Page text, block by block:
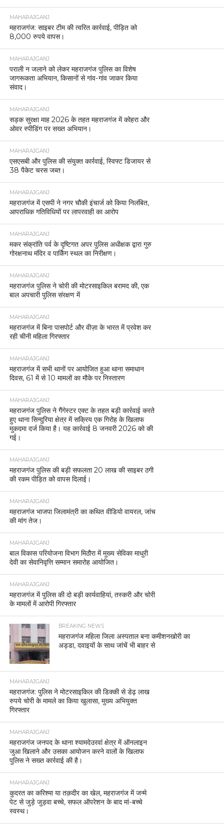
MAHARAJGANJ
महराजगंज: साइबर टीम की त्वरित कार्रवाई, पीड़ित को
8,000 रुपये वापस।
MAHARAJGANJ
पराली न जलाने को लेकर महराजगंज पुलिस का विशेष
जागरूकता अभियान, किसानों से गांव-गांव जाकर किया
संवाद।
MAHARAJGANJ
सड़क सुरक्षा माह 2026 के तहत महराजगंज में कोहरा और
ओवर स्पीडिंग पर सख्त अभियान।
MAHARAJGANJ
एसएसबी और पुलिस की संयुक्त कार्रवाई, स्विफ्ट डिजायर से
38 पैकेट चरस जब्त।
MAHARAJGANJ
महराजगंज में एसपी ने नगर चौकी इंचार्ज को किया निलंबित,
आपराधिक गतिविधियों पर लापरवाही का आरोप
MAHARAJGANJ
मकर संक्रांति पर्व के दृष्टिगत अपर पुलिस अधीक्षक द्वारा गुरु
गोरक्षनाथ मंदिर व पार्किंग स्थल का निरीक्षण।
MAHARAJGANJ
महराजगंज पुलिस ने चोरी की मोटरसाइकिल बरामद की, एक
बाल अपचारी पुलिस संरक्षण में
MAHARAJGANJ
महराजगंज में बिना पासपोर्ट और वीज़ा के भारत में प्रवेश कर
रही चीनी महिला गिरफ्तार
MAHARAJGANJ
महराजगंज में सभी थानों पर आयोजित हुआ थाना समाधान
दिवस, 61 में से 10 मामलों का मौके पर निस्तारण
MAHARAJGANJ
महराजगंज पुलिस ने गैंगेस्टर एक्ट के तहत बड़ी कार्रवाई करते
हुए थाना सिन्दुरिया क्षेत्र में सक्रिय एक गिरोह के खिलाफ
मुकदमा दर्ज किया है। यह कार्रवाई 8 जनवरी 2026 को की
गई।
MAHARAJGANJ
महराजगंज पुलिस की बड़ी सफलता 20 लाख की साइबर ठगी
की रकम पीड़ित को वापस दिलाई।
MAHARAJGANJ
महराजगंज भाजपा जिलामंत्री का कथित वीडियो वायरल, जांच
की मांग तेज।
MAHARAJGANJ
बाल विकास परियोजना विभाग मिठौरा में मुख्य सेविका माधुरी
देवी का सेवानिवृत्ति सम्मान समारोह आयोजित।
MAHARAJGANJ
महराजगंज में पुलिस की दो बड़ी कार्यवाहियां, तस्करी और चोरी
के मामलों में आरोपी गिरफ्तार
BREAKING NEWS
महराजगंज महिला जिला अस्पताल बना कमीशनखोरी का
अड्डा, दवाइयों के साथ जांचें भी बाहर से
MAHARAJGANJ
महराजगंज: पुलिस ने मोटरसाइकिल की डिक्की से डेढ़ लाख
रुपये चोरी के मामले का किया खुलासा, मुख्य अभियुक्त
गिरफ्तार
MAHARAJGANJ
महराजगंज जनपद के थाना श्यामदेउरवां क्षेत्र में ऑनलाइन
जुआ खिलाने और उसका आयोजन करने वालों के खिलाफ
पुलिस ने सख्त कार्रवाई की है।
MAHARAJGANJ
कुदरत का करिश्मा या तक़दीर का खेल, महराजगंज में जन्मे
पेट से जुड़े जुड़वा बच्चे, सफल ऑपरेशन के बाद मां-बच्चे
स्वस्थ।